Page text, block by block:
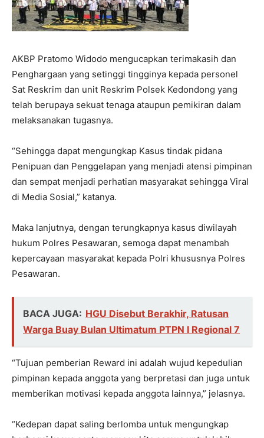
AKBP Pratomo Widodo mengucapkan terimakasih dan
Penghargaan yang setinggi tingginya kepada personel
Sat Reskrim dan unit Reskrim Polsek Kedondong yang
telah berupaya sekuat tenaga ataupun pemikiran dalam
melaksanakan tugasnya.
“Sehingga dapat mengungkap Kasus tindak pidana
Penipuan dan Penggelapan yang menjadi atensi pimpinan
dan sempat menjadi perhatian masyarakat sehingga Viral
di Media Sosial,” katanya.
Maka lanjutnya, dengan terungkapnya kasus diwilayah
hukum Polres Pesawaran, semoga dapat menambah
kepercayaan masyarakat kepada Polri khususnya Polres
Pesawaran.
BACA JUGA: HGU Disebut Berakhir, Ratusan
Warga Buay Bulan Ultimatum PTPN I Regional 7
“Tujuan pemberian Reward ini adalah wujud kepedulian
pimpinan kepada anggota yang berpretasi dan juga untuk
memberikan motivasi kepada anggota lainnya,” jelasnya.
“Kedepan dapat saling berlomba untuk mengungkap